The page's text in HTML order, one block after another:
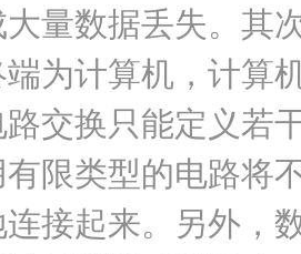
大量数据丢失。其
为计算机，计算
交换只能定义若
有限类型的电路将
接起来。另外，